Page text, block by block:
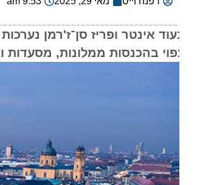
אינטר ופריז סן־ז'רמן נערכות
בהכנסות ממלונות, מסעדות